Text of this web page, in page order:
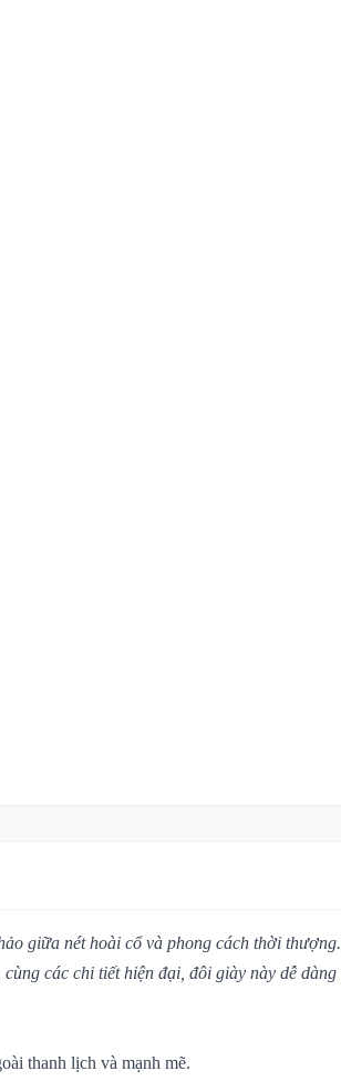
giữa nét hoài cổ và phong cách thời thượng.
các chi tiết hiện đại, đôi giày này dễ dàng
thanh lịch và mạnh mẽ.